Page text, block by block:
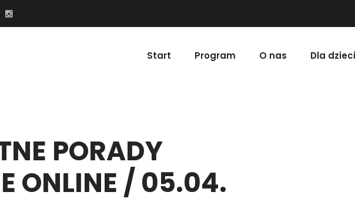
Start Program O nas Dla dzieci
PORADY
ONLINE / 05.04.